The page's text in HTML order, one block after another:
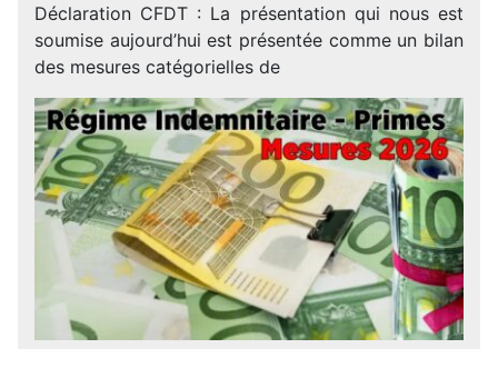
Déclaration CFDT : La présentation qui nous est
soumise aujourd’hui est présentée comme un bilan
des mesures catégorielles de